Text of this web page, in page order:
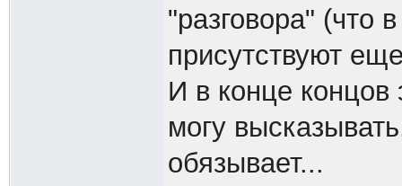
"разговора" (что
присутствуют
И в конце концов
могу
обязывает...